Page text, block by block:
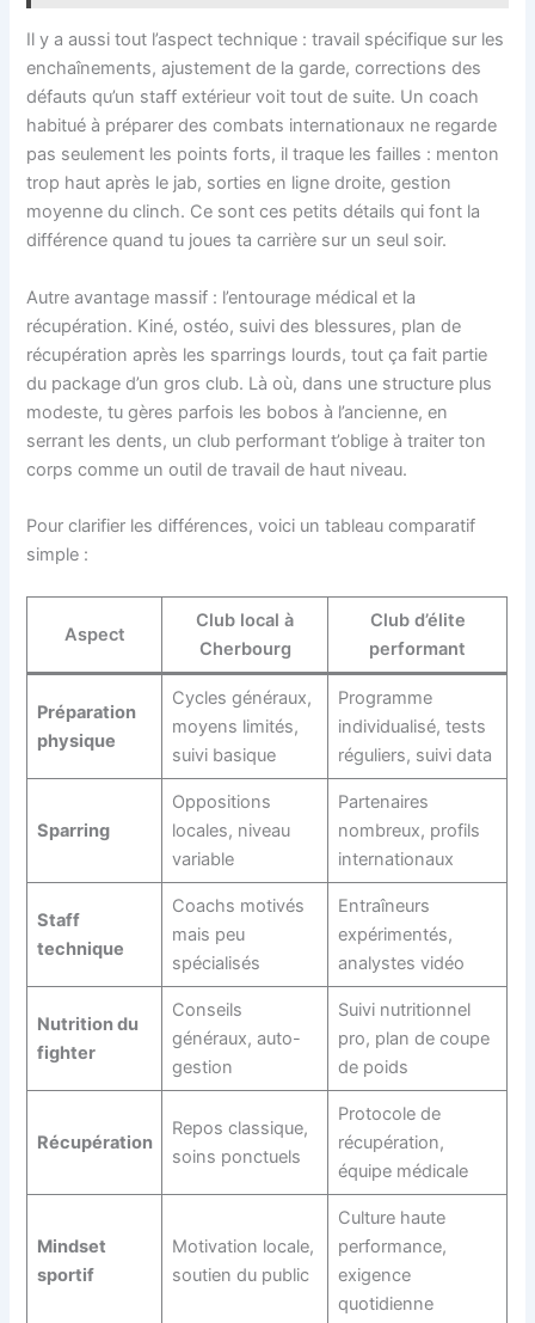
Il y a aussi tout l’aspect technique : travail spécifique sur les
enchaînements, ajustement de la garde, corrections des
défauts qu’un staff extérieur voit tout de suite. Un coach
habitué à préparer des combats internationaux ne regarde
pas seulement les points forts, il traque les failles : menton
trop haut après le jab, sorties en ligne droite, gestion
moyenne du clinch. Ce sont ces petits détails qui font la
différence quand tu joues ta carrière sur un seul soir.
Autre avantage massif : l’entourage médical et la
récupération. Kiné, ostéo, suivi des blessures, plan de
récupération après les sparrings lourds, tout ça fait partie
du package d’un gros club. Là où, dans une structure plus
modeste, tu gères parfois les bobos à l’ancienne, en
serrant les dents, un club performant t’oblige à traiter ton
corps comme un outil de travail de haut niveau.
Pour clarifier les différences, voici un tableau comparatif
simple :
Aspect
Club local à
Cherbourg
Club d’élite
performant
Préparation
physique
Cycles généraux,
moyens limités,
suivi basique
Programme
individualisé, tests
réguliers, suivi data
Sparring
Oppositions
locales, niveau
variable
Partenaires
nombreux, profils
internationaux
Staff
technique
Coachs motivés
mais peu
spécialisés
Entraîneurs
expérimentés,
analystes vidéo
Nutrition du
fighter
Conseils
généraux, auto-
gestion
Suivi nutritionnel
pro, plan de coupe
de poids
Récupération
Repos classique,
soins ponctuels
Protocole de
récupération,
équipe médicale
Mindset
sportif
Motivation locale,
soutien du public
Culture haute
performance,
exigence
quotidienne